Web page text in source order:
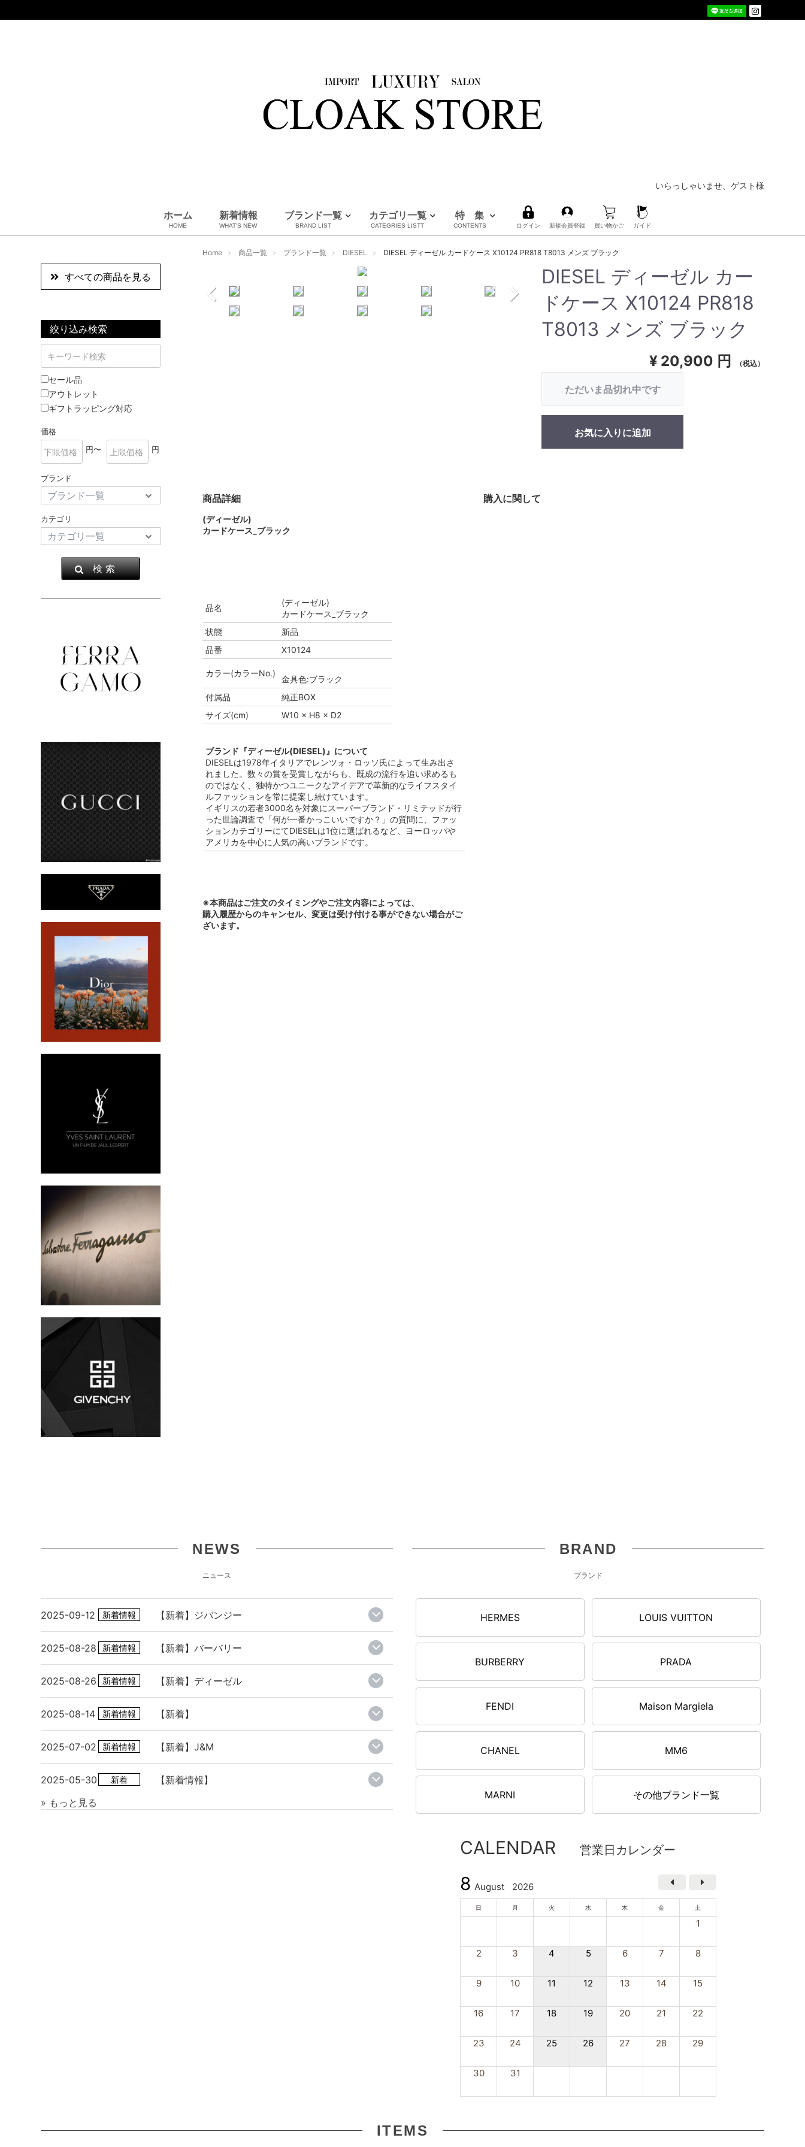
いらっしゃいませ、ゲスト様
ホーム
HOME
新着情報
WHAT'S NEW
ブランド一覧
BRAND LIST
エルメス
ルイヴィトン
バーバリー
プラダ
フェンディ
メゾンマルジェラ
シャネル
エムエムシックス
マルニ
全てのブランドを見る
カテゴリ一覧
CATEGRIES LISTT
コート、上着
雑貨・その他
バッグ＆ポーチ
アロマ＆フレグランス
特 集
CONTENTS ログイン 新規会員登録 買い物かご ガイド
Home 商品一覧 ブランド一覧 DIESEL DIESEL ディーゼル カードケース X10124 PR818 T8013 メンズ ブラック
すべての商品を見る
絞り込み検索
セール品
アウトレット
ギフトラッピング対応
価格
円〜
円
ブランド
カテゴリ
検 索
DIESEL ディーゼル カー
ドケース X10124 PR818
T8013 メンズ ブラック
¥ 20,900 円 （税込）
ただいま品切れ中です
お気に入りに追加
商品詳細 購入に関して
(ディーゼル)
カードケース_ブラック
品名
(ディーゼル)
カードケース_ブラック
状態
新品
品番
X10124
カラー(カラーNo.)
金具色:ブラック
付属品
純正BOX
サイズ(cm)
W10 × H8 × D2
ブランド『ディーゼル(DIESEL)』について
DIESELは1978年イタリアでレンツォ・ロッソ氏によって生み出さ
れました。数々の賞を受賞しながらも、既成の流行を追い求めるも
のではなく、独特かつユニークなアイデアで革新的なライフスタイ
ルファッションを常に提案し続けています。
イギリスの若者3000名を対象にスーパーブランド・リミテッドが行
った世論調査で「何が一番かっこいいですか？」の質問に、ファッ
ションカテゴリーにてDIESELは1位に選ばれるなど、ヨーロッパや
アメリカを中心に人気の高いブランドです。
※本商品はご注文のタイミングやご注文内容によっては、
購入履歴からのキャンセル、変更は受け付ける事ができない場合がご
ざいます。
NEWS
ニュース
2025-09-12 新着情報 【新着】ジバンジー
2025-08-28 新着情報 【新着】バーバリー
2025-08-26 新着情報 【新着】ディーゼル
2025-08-14 新着情報 【新着】
2025-07-02 新着情報 【新着】J&M
2025-05-30 新着
【新着情報】
» もっと見る
BRAND
ブランド
HERMES LOUIS VUITTON
BURBERRY PRADA
FENDI Maison Margiela
CHANEL MM6
MARNI その他ブランド一覧
CALENDAR 営業日カレンダー
8 August 2026
日 月 火 水 木 金 土
1
2 3 4 5 6 7 8
9 10 11 12 13 14 15
16 17 18 19 20 21 22
23 24 25 26 27 28 29
30 31
ITEMS